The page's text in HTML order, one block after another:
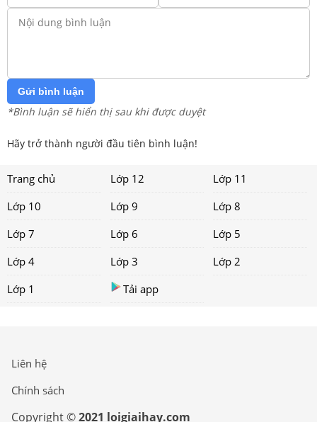
Gửi bình luận
*Bình luận sẽ hiển thị sau khi được duyệt
Hãy trở thành người đầu tiên bình luận!
Trang chủ Lớp 12
Lớp 11
Lớp 10
Lớp 9
Lớp 8
Lớp 7
Lớp 6
Lớp 5
Lớp 4
Lớp 3
Lớp 2
Lớp 1
Tải app
Liên hệ
Chính sách
Copyright ©2021 loigiaihay.com